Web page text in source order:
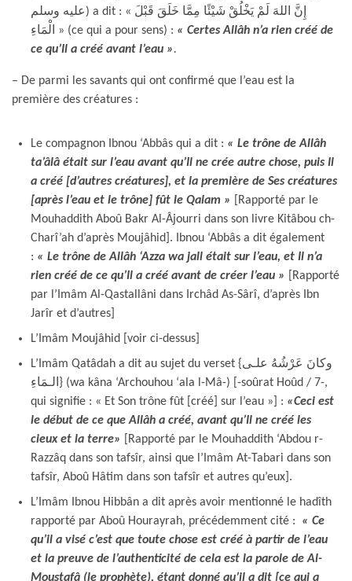
عليه وسلم) a dit : « إِنَّ اللهَ لَمْ يَخْلُقْ شَيْئًا مِمَّا خَلَقَ قَبْلَ
الْمَاءِ » (ce qui a pour sens) : « Certes Allâh n’a rien créé de
ce qu’Il a créé avant l’eau ».
– De parmi les savants qui ont confirmé que l’eau est la
première des créatures :
Le compagnon Ibnou ‘Abbâs qui a dit : « Le trône de Allâh
ta’âlâ était sur l’eau avant qu’Il ne crée autre chose, puis Il
a créé [d’autres créatures], et la première de Ses créatures
[après l’eau et le trône] fût le Qalam »
[Rapporté par le
Mouhaddith Aboû Bakr Al-Âjourri dans son livre Kitâbou ch-
Charî’ah d’après Moujâhid]. Ibnou ‘Abbâs a dit également
: « Le trône de Allâh ‘Azza wa jall était sur l’eau, et Il n’a
rien créé de ce qu’Il a créé avant de créer l’eau »
[Rapporté
par l’Imâm Al-Qastallâni dans Irchâd As-Sârî, d’après Ibn
Jarîr et d’autres]
L’Imâm Moujâhid [voir ci-dessus]
L’Imâm Qatâdah a dit au sujet du verset {وكانَ عَرْشُهُ علـى
الـمَاءِ} (wa kâna ‘Archouhou ‘ala l-Mâ-) [-soûrat Hoûd / 7-,
qui signifie : « Et Son trône fût [créé] sur l’eau »] : «Ceci est
le début de ce que Allâh a créé, avant qu’Il ne créé les
cieux et la terre»
[Rapporté par le Mouhaddith ‘Abdou r-
Razzâq dans son tafsîr, ainsi que l’Imâm At-Tabari dans son
tafsîr, Aboû Hâtim dans son tafsîr et autres qu’eux].
L’Imâm Ibnou Hibbân a dit après avoir mentionné le hadîth
rapporté par Aboû Hourayrah, précédemment cité : « Ce
qu’il a visé c’est que toute chose est créé à partir de l’eau
et la preuve de l’authenticité de cela est la parole de Al-
Moustafâ (le prophète), étant donné qu’il a dit [ce qui a